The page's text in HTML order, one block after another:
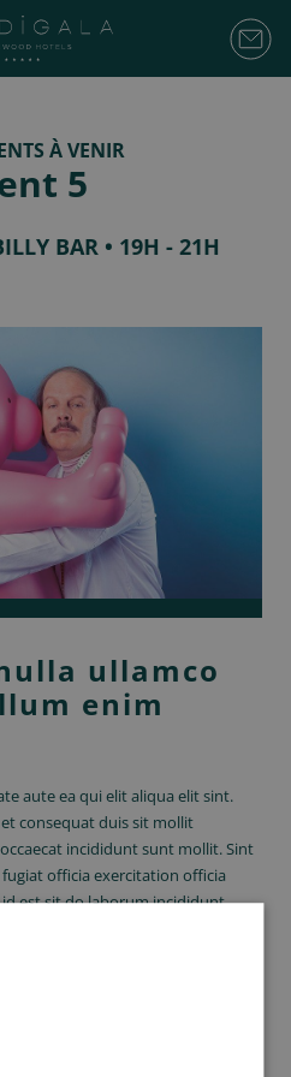
À VENIR
5
BAR • 19H - 21H
ullamco
enim
aute ea qui elit aliqua elit sint.
consequat duis sit mollit
incididunt sunt mollit. Sint
officia exercitation officia
est sit do laborum incididunt